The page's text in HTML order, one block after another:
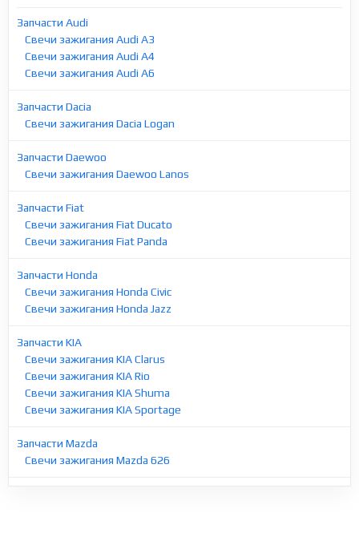
Запчасти Audi
Свечи зажигания Audi A3
Свечи зажигания Audi A4
Свечи зажигания Audi A6
Запчасти Dacia
Свечи зажигания Dacia Logan
Запчасти Daewoo
Свечи зажигания Daewoo Lanos
Запчасти Fiat
Свечи зажигания Fiat Ducato
Свечи зажигания Fiat Panda
Запчасти Honda
Свечи зажигания Honda Civic
Свечи зажигания Honda Jazz
Запчасти KIA
Свечи зажигания KIA Clarus
Свечи зажигания KIA Rio
Свечи зажигания KIA Shuma
Свечи зажигания KIA Sportage
Запчасти Mazda
Свечи зажигания Mazda 626